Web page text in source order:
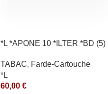
*L *APONE 10 *ILTER *BD (5)
TABAC, Farde-Cartouche
*L
60,00 €